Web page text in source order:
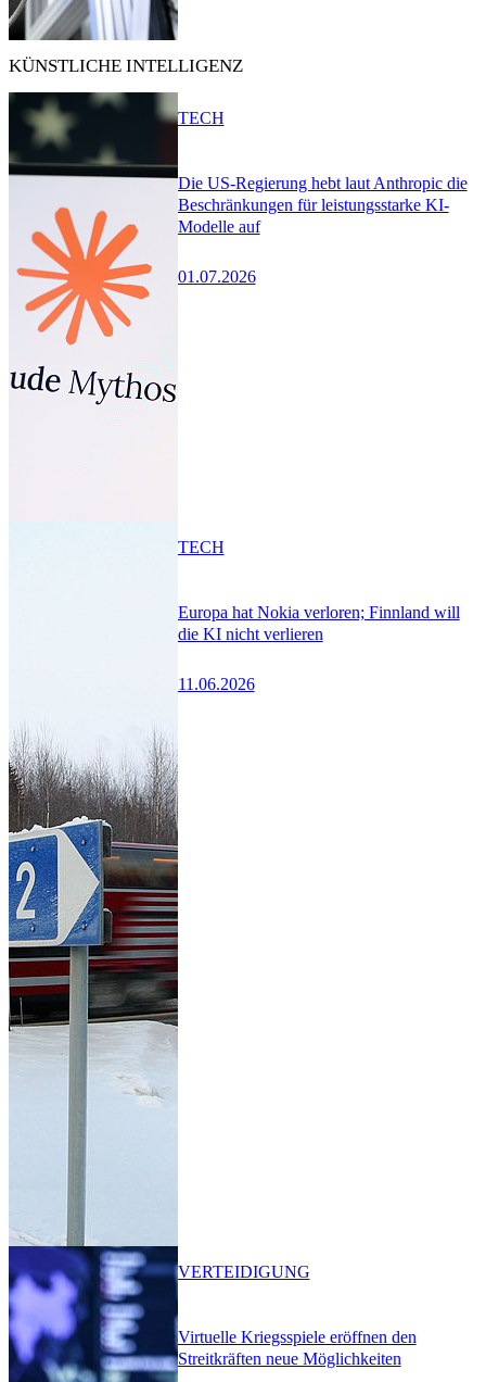
KÜNSTLICHE INTELLIGENZ
Die US-Regierung hebt laut Anthropic die
Beschränkungen für leistungsstarke KI-
Modelle auf
01.07.2026
TECH
Europa hat Nokia verloren; Finnland will
die KI nicht verlieren
11.06.2026
TECH
Virtuelle Kriegsspiele eröffnen den
Streitkräften neue Möglichkeiten
VERTEIDIGUNG